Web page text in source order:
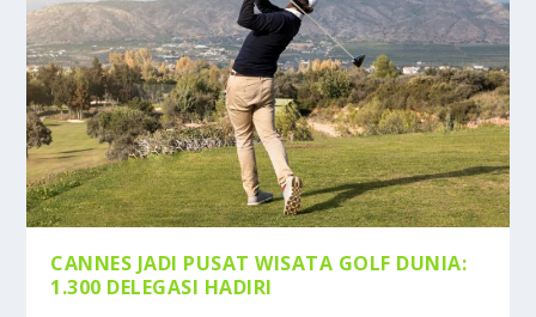
CANNES JADI PUSAT WISATA GOLF DUNIA:
1.300 DELEGASI HADIRI